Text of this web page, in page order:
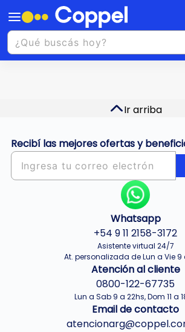
Ir arriba
Recibí las mejores ofertas y
Whatsapp
+54 9 11 2158-3172
Asistente virtual 24/7
At. personalizada de Lun a Vie 9
Atención al cliente
0800-122-67735
Lun a Sab 9 a 22hs, Dom 11 a
Email de contacto